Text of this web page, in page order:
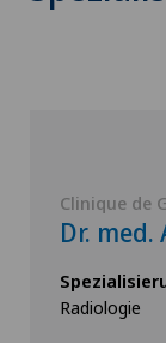
Clinique de
Dr. med.
Radiologie